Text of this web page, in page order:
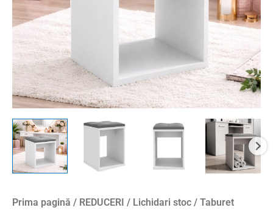
Prima pagină / REDUCERI / Lichidari stoc / Taburet
cm,
alb